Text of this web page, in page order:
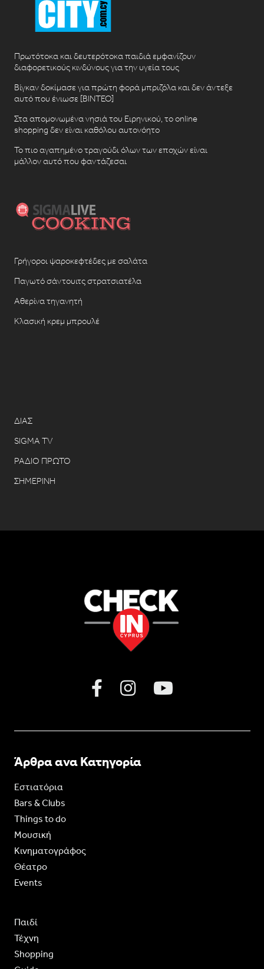
Πρωτότοκα και δευτερότοκα παιδιά εμφανίζουν
διαφορετικούς κινδύνους για την υγεία τους
Βίγκαν δοκίμασε για πρώτη φορά μπριζόλα και δεν άντεξε
αυτό που ένιωσε [ΒΙΝΤΕΟ]
Στα απομονωμένα νησιά του Ειρηνικού, το online
shopping δεν είναι καθόλου αυτονόητο
Το πιο αγαπημένο τραγούδι όλων των εποχών είναι
μάλλον αυτό που φαντάζεσαι
Γρήγοροι ψαροκεφτέδες με σαλάτα
Παγωτό σάντουιτς στρατσιατέλα
Αθερίνα τηγανητή
Κλασική κρεμ μπρουλέ
ΔΙΑΣ
SIGMA TV
ΡΑΔΙΟ ΠΡΩΤΟ
ΣΗΜΕΡΙΝΗ
Άρθρα ανα Κατηγορία
Εστιατόρια
Bars & Clubs
Things to do
Moυσική
Κινηματογράφος
Θέατρο
Events
Παιδί
Τέχνη
Shopping